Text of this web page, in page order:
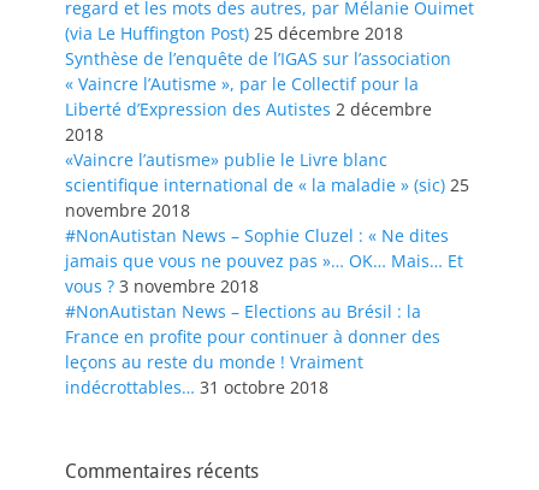
regard et les mots des autres, par Mélanie Ouimet
(via Le Huffington Post) 25 décembre 2018
Synthèse de l’enquête de l’IGAS sur l’association
« Vaincre l’Autisme », par le Collectif pour la
Liberté d’Expression des Autistes 2 décembre
2018
«Vaincre l’autisme» publie le Livre blanc
scientifique international de « la maladie » (sic) 25
novembre 2018
#NonAutistan News – Sophie Cluzel : « Ne dites
jamais que vous ne pouvez pas »… OK… Mais… Et
vous ? 3 novembre 2018
#NonAutistan News – Elections au Brésil : la
France en profite pour continuer à donner des
leçons au reste du monde ! Vraiment
indécrottables… 31 octobre 2018
Commentaires récents